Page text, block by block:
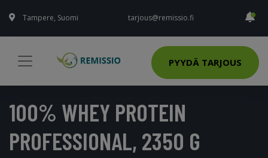
Tampere, Suomi tarjous@remissio.fi
PYYDÄ TARJOUS
100% WHEY PROTEIN
PROFESSIONAL, 2350 G